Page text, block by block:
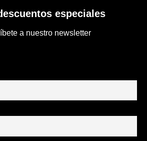
especiales
a nuestro newsletter